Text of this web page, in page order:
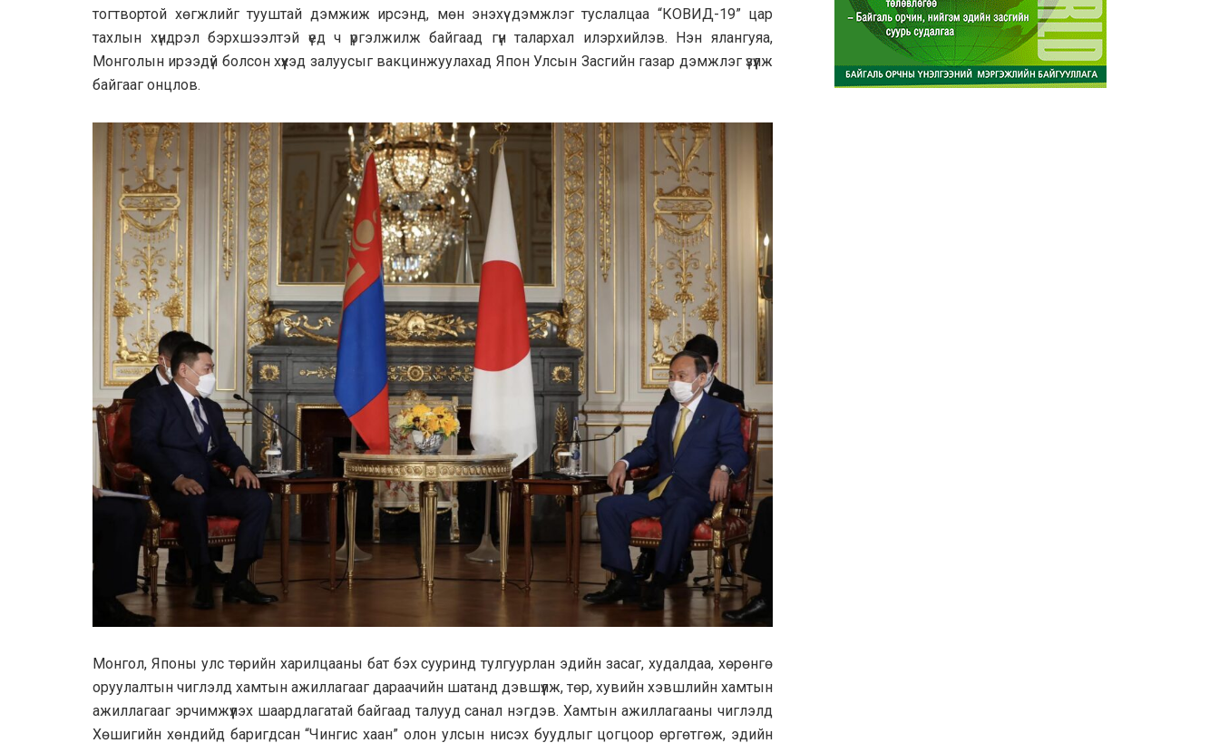
тогтвортой хөгжлийг тууштай дэмжиж ирсэнд, мөн энэхүү дэмжлэг туслалцаа “КОВИД-19” цар
тахлын хүндрэл бэрхшээлтэй үед ч үргэлжилж байгаад гүн талархал илэрхийлэв. Нэн ялангуяа,
Монголын ирээдүй болсон хүүхэд залуусыг вакцинжуулахад Япон Улсын Засгийн газар дэмжлэг үзүүлж
байгааг онцлов.
Монгол, Японы улс төрийн харилцааны бат бэх сууринд тулгуурлан эдийн засаг, худалдаа, хөрөнгө
оруулалтын чиглэлд хамтын ажиллагааг дараачийн шатанд дэвшүүлж, төр, хувийн хэвшлийн хамтын
ажиллагааг эрчимжүүлэх шаардлагатай байгаад талууд санал нэгдэв. Хамтын ажиллагааны чиглэлд
Хөшигийн хөндийд баригдсан “Чингис хаан” олон улсын нисэх буудлыг цогцоор өргөтгөж, эдийн